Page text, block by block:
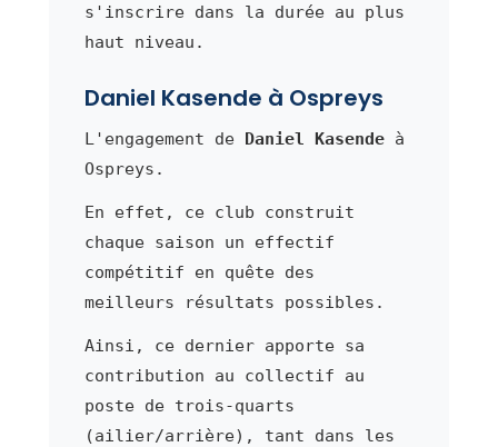
s'inscrire dans la durée au plus
haut niveau.
Daniel Kasende à Ospreys
L'engagement de Daniel Kasendeà
Ospreys.
En effet, ce club construit
chaque saison un effectif
compétitif en quête des
meilleurs résultats possibles.
Ainsi, ce dernier apporte sa
contribution au collectif au
poste de trois-quarts
(ailier/arrière), tant dans les